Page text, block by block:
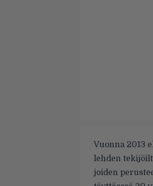
Vuonna 2013
lehden
joiden